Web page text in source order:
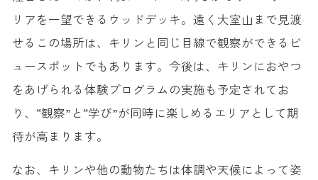
リアを一望できるウッドデッキ。遠く大室山まで見渡
せるこの場所は、キリンと同じ目線で観察ができるビ
ュースポットでもあります。今後は、キリンにおやつ
をあげられる体験プログラムの実施も予定されてお
り、“観察”と“学び”が同時に楽しめるエリアとして期
待が高まります。
なお、キリンや他の動物たちは体調や天候によって姿